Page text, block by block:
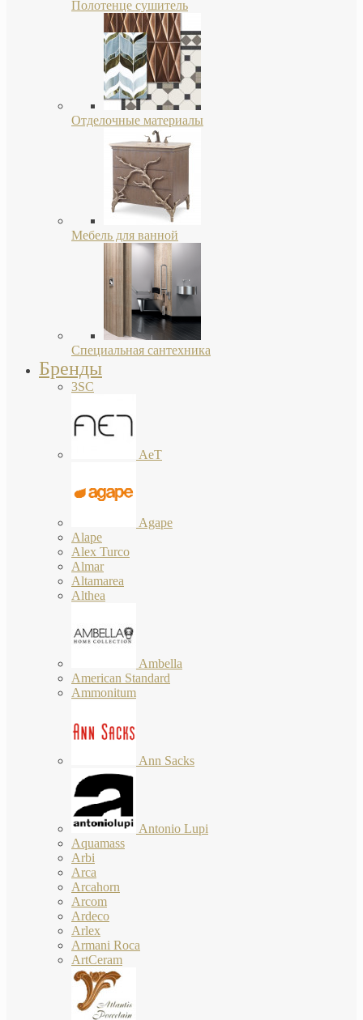
Полотенце сушитель
Отделочные материалы
Мебель для ванной
Специальная сантехника
Бренды
3SC
AeT
Agape
Alape
Alex Turco
Almar
Altamarea
Althea
Ambella
American Standard
Ammonitum
Ann Sacks
Antonio Lupi
Aquamass
Arbi
Arca
Arcahorn
Arcom
Ardeco
Arlex
Armani Roca
ArtCeram